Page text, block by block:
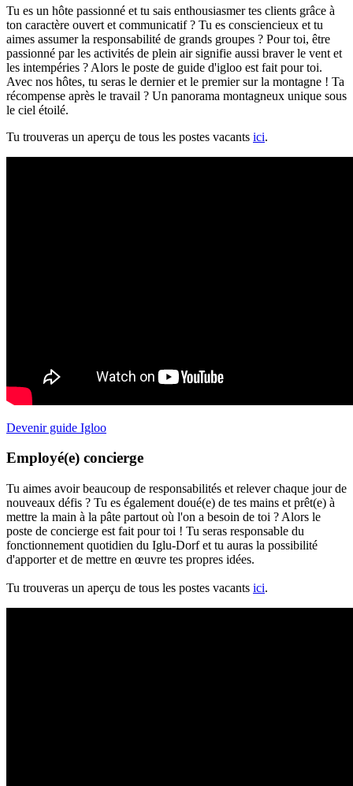
Tu es un hôte passionné et tu sais enthousiasmer tes clients grâce à
ton caractère ouvert et communicatif ? Tu es consciencieux et tu
aimes assumer la responsabilité de grands groupes ? Pour toi, être
passionné par les activités de plein air signifie aussi braver le vent et
les intempéries ? Alors le poste de guide d'igloo est fait pour toi.
Avec nos hôtes, tu seras le dernier et le premier sur la montagne ! Ta
récompense après le travail ? Un panorama montagneux unique sous
le ciel étoilé.
Tu trouveras un aperçu de tous les postes vacants ici.
Devenir guide Igloo
Employé(e) concierge
Tu aimes avoir beaucoup de responsabilités et relever chaque jour de
nouveaux défis ? Tu es également doué(e) de tes mains et prêt(e) à
mettre la main à la pâte partout où l'on a besoin de toi ? Alors le
poste de concierge est fait pour toi ! Tu seras responsable du
fonctionnement quotidien du Iglu-Dorf et tu auras la possibilité
d'apporter et de mettre en œuvre tes propres idées.
Tu trouveras un aperçu de tous les postes vacants ici.